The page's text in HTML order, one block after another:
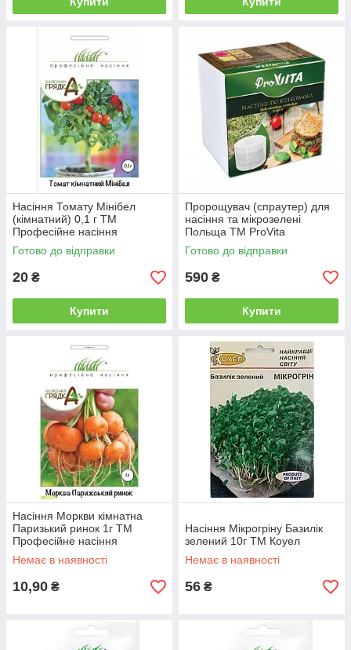
Насіння Томату Мінібел
(кімнатний) 0,1 г ТМ
Професійне насіння
Готово до відправки
20 ₴
Купити
Пророщувач (спраутер) для
насіння та мікрозелені
Польща ТМ ProVita
Готово до відправки
590 ₴
Купити
Насіння Моркви кімнатна
Паризький ринок 1г ТМ
Професійне насіння
Немає в наявності
10,90 ₴
Насіння Мікрогріну Базилік
зелений 10г ТМ Коуел
Немає в наявності
56 ₴